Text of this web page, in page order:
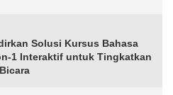
Solusi Kursus Bahasa
1 Interaktif untuk Tingkatkan